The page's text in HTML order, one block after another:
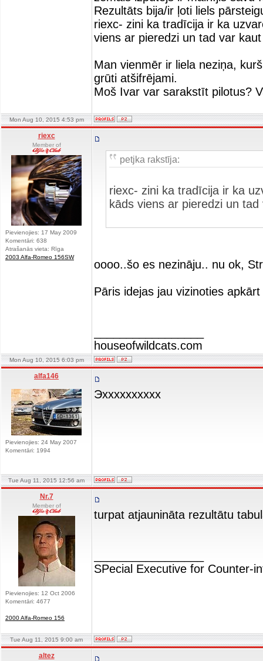
Rezultāts bija/ir ļoti liels
riexc- zini ka tradīcija ir ka
viens ar pieredzi un tad var
Man vienmēr ir liela neziņa,
grūti atšifrējami.
Moš Ivar var sarakstīt pilotus?
Mon Aug 10, 2015 4:53 pm
riexc
Member of
Pievienojies: 17 May 2009
Komentāri: 638
Atrašanās vieta: Rīga
2003 Alfa-Romeo 156SW
petjka rakstīja:
riexc- zini ka tradīcija ir ka
kāds viens ar pieredzi un
oooo..šo es nezināju.. nu ok,
Pāris idejas jau vizinoties
houseofwildcats.com
Mon Aug 10, 2015 6:03 pm
alfa146
Pievienojies: 24 May 2007
Komentāri: 1994
Эхххххххххх
Tue Aug 11, 2015 12:56 am
Nr.7
Member of
Pievienojies: 12 Oct 2006
Komentāri: 4677
2000 Alfa-Romeo 156
turpat atjaunināta rezultātu
SPecial Executive for Counter-
Tue Aug 11, 2015 9:00 am
altez